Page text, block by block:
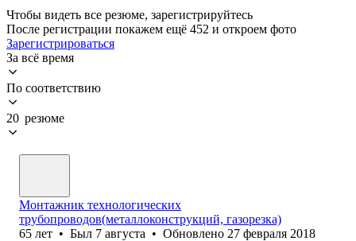
Чтобы видеть все резюме, зарегистрируйтесь
После регистрации покажем ещё 452 и откроем фото
Зарегистрироваться
За всё время
По соответствию
20 резюме
Монтажник технологических
трубопроводов(металлоконструкций, газорезка)
65 лет • Был 7 августа • Обновлено 27 февраля 2018